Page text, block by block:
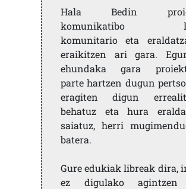
Hala Bedin
komunikatibo
komunitario eta
eraikitzen ari gara.
ehundaka gara
parte hartzen dugun
eragiten digun
behatuz eta hura
saiatuz, herri
batera.
Gure edukiak libreak dira,
ez digulako agintzen